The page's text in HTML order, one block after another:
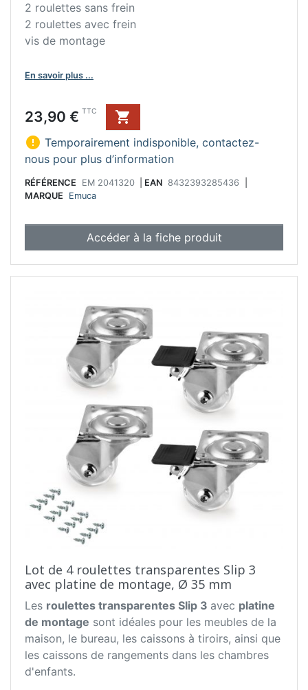
2 roulettes sans frein
2 roulettes avec frein
vis de montage
En savoir plus ...
Prix
23,90 € TTC

 Temporairement indisponible, contactez-
nous pour plus d’information
RÉFÉRENCE EM 2041320 EAN 8432393285436
MARQUE
Emuca
Accéder à la fiche produit
Lot de 4 roulettes transparentes Slip 3
avec platine de montage, Ø 35 mm
Les roulettes transparentes Slip 3 avec platine
de montage sont idéales pour les meubles de la
maison, le bureau, les caissons à tiroirs, ainsi que
les caissons de rangements dans les chambres
d'enfants.